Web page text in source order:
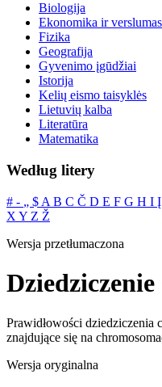
Biologija
Ekonomika ir verslumas
Fizika
Geografija
Gyvenimo įgūdžiai
Istorija
Kelių eismo taisyklės
Lietuvių kalba
Literatūra
Matematika
Według litery
# ‐ „ $ A B C Č D E F G H I Į
X Y Z Ž
Wersja przetłumaczona
Dziedziczenie
Prawidłowości dziedziczenia
znajdujące się na
Wersja oryginalna